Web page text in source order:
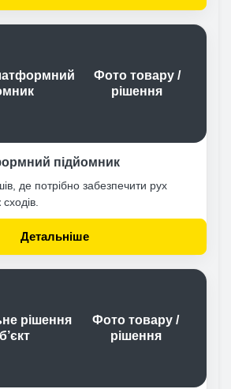
Фото товару /
рішення
підйомник
де потрібно забезпечити рух
Детальніше
рішення
Фото товару /
рішення